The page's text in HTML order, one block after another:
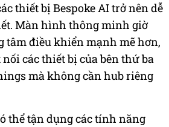
thiết bị Bespoke AI trở nên dễ
Màn hình thông minh giờ
tâm điều khiển mạnh mẽ hơn,
các thiết bị của bên thứ ba
mà không cần hub riêng
thể tận dụng các tính năng